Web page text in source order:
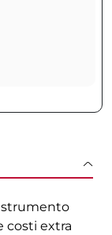
strumento
costi extra